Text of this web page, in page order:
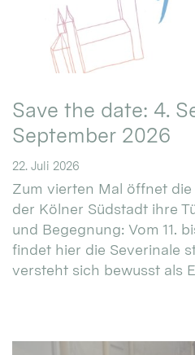
Save the date: 4.
September 2026
22. Juli 2026
Zum vierten Mal öffnet die
der Kölner Südstadt ihre
und Begegnung: Vom 11.
findet hier die Severinale
versteht sich bewusst als